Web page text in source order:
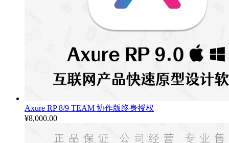
Axure RP 8/9 TEAM 协作版终身授权
¥8,000.00